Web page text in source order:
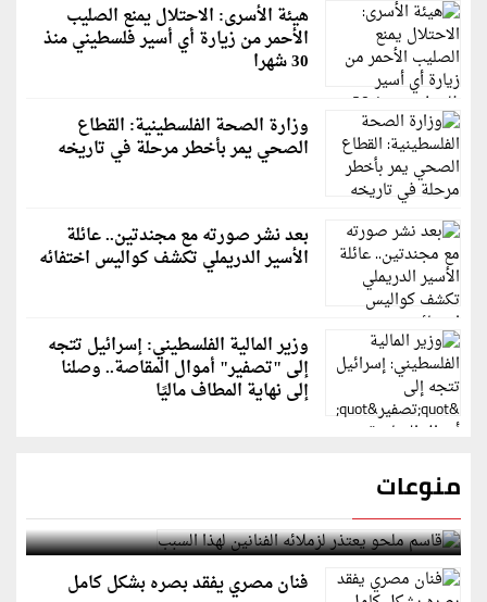
هيئة الأسرى: الاحتلال يمنع الصليب
الأحمر من زيارة أي أسير فلسطيني منذ
30 شهرا
وزارة الصحة الفلسطينية: القطاع
الصحي يمر بأخطر مرحلة في تاريخه
بعد نشر صورته مع مجندتين.. عائلة
الأسير الدريملي تكشف كواليس اختفائه
وزير المالية الفلسطيني: إسرائيل تتجه
إلى "تصفير" أموال المقاصة.. وصلنا
إلى نهاية المطاف ماليًا
منوعات
قاسم ملحو يعتذر لزملائه الفنانين لهذا السبب
فنان مصري يفقد بصره بشكل كامل